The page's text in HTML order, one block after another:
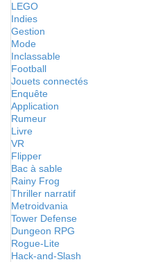
LEGO
Indies
Gestion
Mode
Inclassable
Football
Jouets connectés
Enquête
Application
Rumeur
Livre
VR
Flipper
Bac à sable
Rainy Frog
Thriller narratif
Metroidvania
Tower Defense
Dungeon RPG
Rogue-Lite
Hack-and-Slash